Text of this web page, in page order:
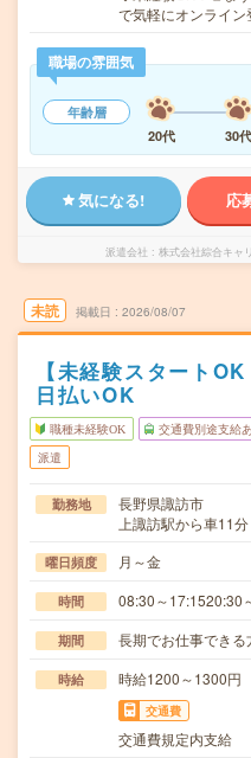
で気軽にオンライ
職場の雰囲気
年齢層
20代
30代
気になる! 応
派遣会社 株式会社綜合キャ
未読 掲載日 2026/08/07
【未経験スタート
日払いOK
職種未経験OK 交通費別途支給
派遣
勤務地
長野県諏訪市
上諏訪駅から車11分
曜日頻度 月～金
時間 08:30～17:1520:30
期間 長期でお仕事できる
時給 時給1200～1300円
交通費
交通費規定内支給